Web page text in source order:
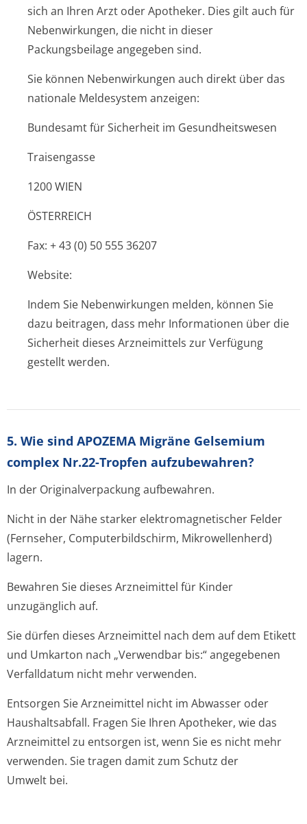
sich an Ihren Arzt oder Apotheker. Dies gilt auch für
Nebenwirkungen, die nicht in dieser
Packungsbeilage angegeben sind.
Sie können Nebenwirkungen auch direkt über das
nationale Meldesystem anzeigen:
Bundesamt für Sicherheit im Gesundheitswesen
Traisengasse
1200 WIEN
ÖSTERREICH
Fax: + 43 (0) 50 555 36207
Website:
Indem Sie Nebenwirkungen melden, können Sie
dazu beitragen, dass mehr Informationen über die
Sicherheit dieses Arzneimittels zur Verfügung
gestellt werden.
5. Wie sind APOZEMA Migräne Gelsemium
complex Nr.22-Tropfen aufzubewahren?
In der Originalverpackung aufbewahren.
Nicht in der Nähe starker elektromagnetischer Felder
(Fernseher, Computerbildschirm, Mikrowellenherd)
lagern.
Bewahren Sie dieses Arzneimittel für Kinder
unzugänglich auf.
Sie dürfen dieses Arzneimittel nach dem auf dem Etikett
und Umkarton nach „Verwendbar bis:“ angegebenen
Verfalldatum nicht mehr verwenden.
Entsorgen Sie Arzneimittel nicht im Abwasser oder
Haushaltsabfall. Fragen Sie Ihren Apotheker, wie das
Arzneimittel zu entsorgen ist, wenn Sie es nicht mehr
verwenden. Sie tragen damit zum Schutz der
Umwelt bei.